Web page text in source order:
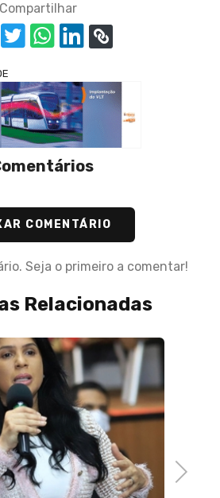
Compartilhar
COMENTÁRIO
Seja o primeiro a comentar!
Relacionadas
Next